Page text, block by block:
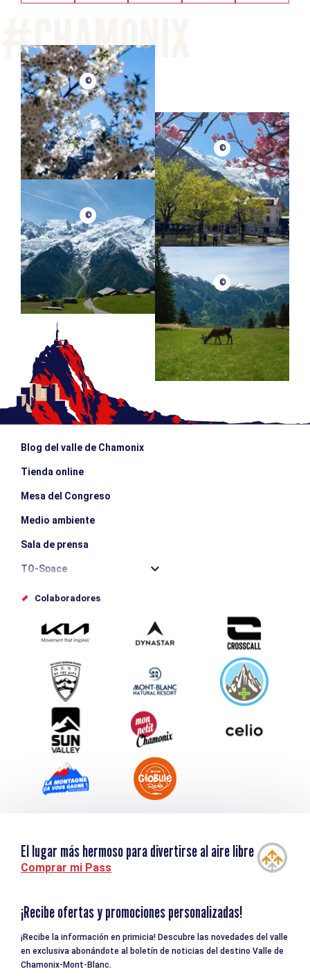
©
©
©
©
Blog del valle de Chamonix
Tienda online
Mesa del Congreso
Medio ambiente
Sala de prensa
TO-Space
Offices de tourisme
Envíe su evento
Service groupes et séminaires
Descargar
Turismo y discapacidad
Colaboradores
El lugar más hermoso para divertirse al aire libre
Comprar mi Pass
¡Recibe ofertas y promociones personalizadas!
¡Recibe la información en primicia! Descubre las novedades del valle
en exclusiva abonándote al boletín de noticias del destino Valle de
Chamonix-Mont-Blanc.